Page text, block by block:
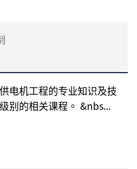
电机工程的专业知识及技
别的相关课程。 &nbs...